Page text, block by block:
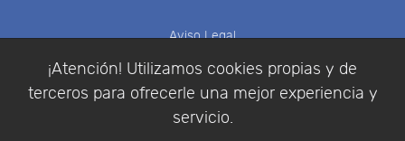
¡Atención! Utilizamos cookies propias y de
terceros para ofrecerle una mejor experiencia y
servicio.
Aviso Legal
Política de Privacidad
Condiciones de compra
Identificarse